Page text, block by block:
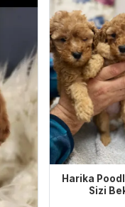
Harika
Sizi